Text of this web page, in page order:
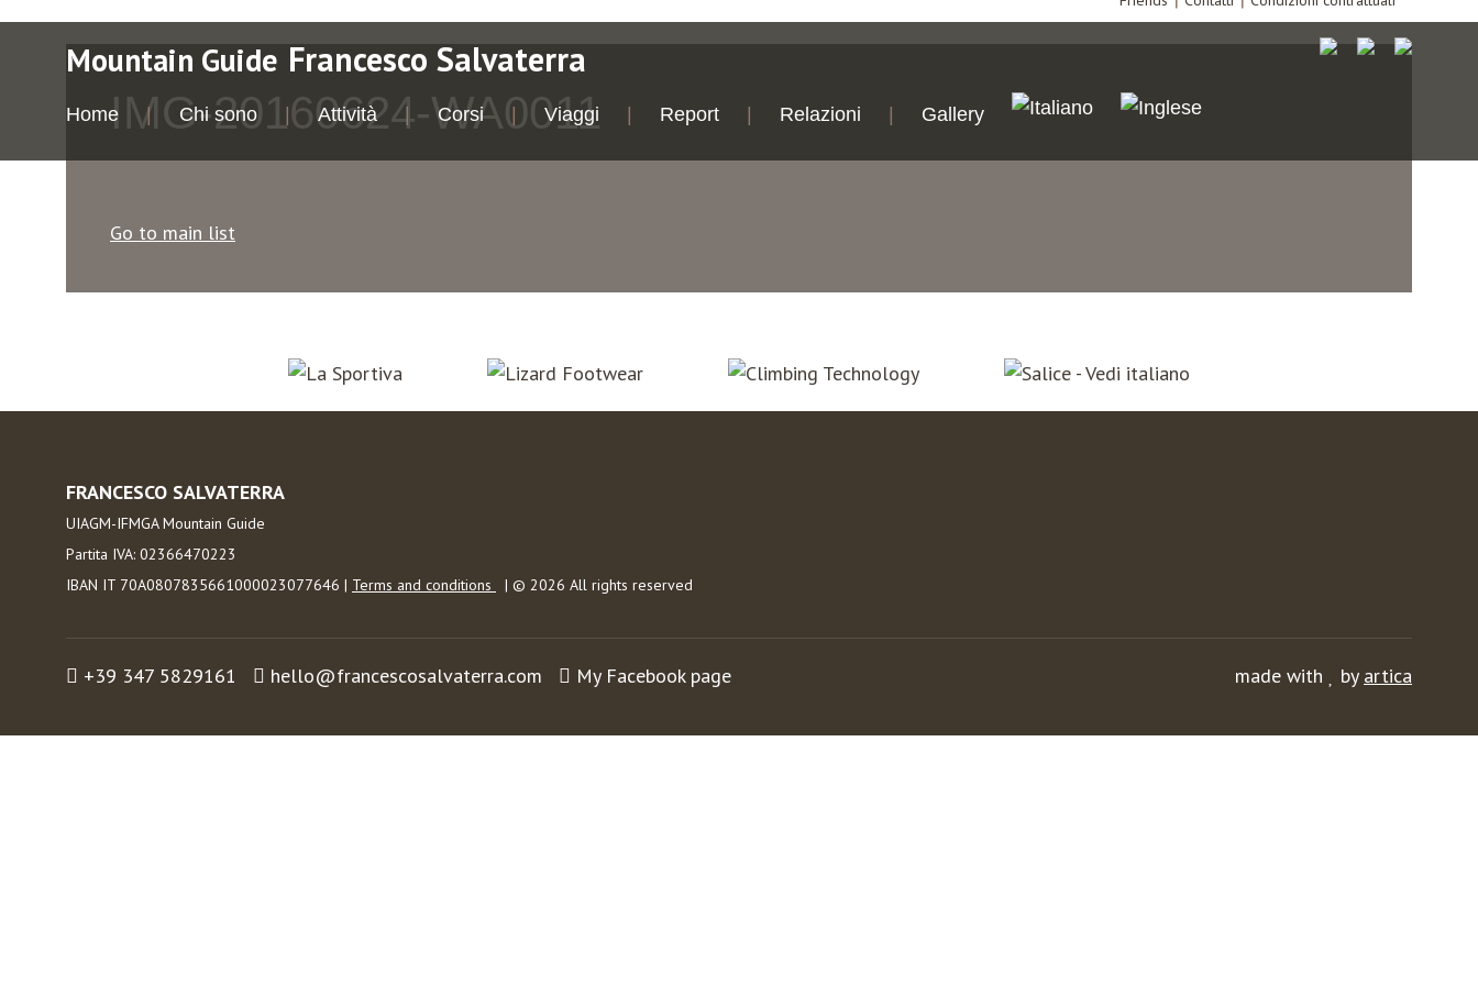
Mountain Guide Francesco Salvaterra
Home Chi sono Attività Corsi Viaggi Report Relazioni Gallery
IMG-20160624-WA0011
Go to main list
FRANCESCO SALVATERRA
UIAGM-IFMGA Mountain Guide
Partita IVA: 02366470223
IBAN IT 70A0807835661000023077646 | Terms and conditions | © 2026 All rights reserved
+39 347 5829161 hello@francescosalvaterra.com My Facebook page made with by artica